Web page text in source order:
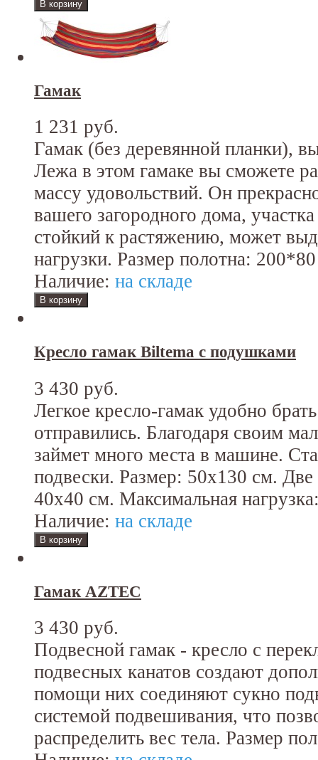
Гамак
1 231 руб.
Гамак (без деревянной планки),
Лежа в этом гамаке вы сможете
массу удовольствий. Он
вашего загородного дома,
стойкий к растяжению, может
нагрузки. Размер полотна:
Наличие: на складе
Кресло гамак Biltema с подушками
3 430 руб.
Легкое кресло-гамак удобно
отправились. Благодаря своим
займет много места в машине.
подвески. Размер: 50x130 см.
40х40 см. Максимальная
Наличие: на складе
Гамак AZTEC
3 430 руб.
Подвесной гамак - кресло с
подвесных канатов создают
помощи них соединяют сукно
системой подвешивания, что
распределить вес тела. Размер